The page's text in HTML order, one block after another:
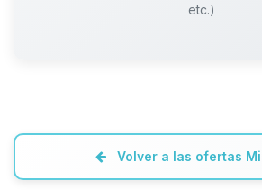
etc.)
Volver a las ofertas